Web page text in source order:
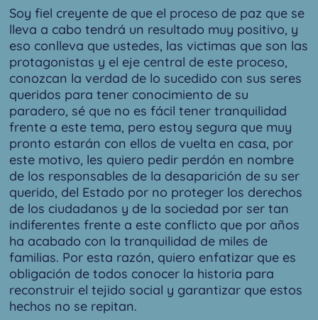
Soy fiel creyente de que el proceso de paz que se
lleva a cabo tendrá un resultado muy positivo, y
eso conlleva que ustedes, las victimas que son las
protagonistas y el eje central de este proceso,
conozcan la verdad de lo sucedido con sus seres
queridos para tener conocimiento de su
paradero, sé que no es fácil tener tranquilidad
frente a este tema, pero estoy segura que muy
pronto estarán con ellos de vuelta en casa, por
este motivo, les quiero pedir perdón en nombre
de los responsables de la desaparición de su ser
querido, del Estado por no proteger los derechos
de los ciudadanos y de la sociedad por ser tan
indiferentes frente a este conflicto que por años
ha acabado con la tranquilidad de miles de
familias. Por esta razón, quiero enfatizar que es
obligación de todos conocer la historia para
reconstruir el tejido social y garantizar que estos
hechos no se repitan.